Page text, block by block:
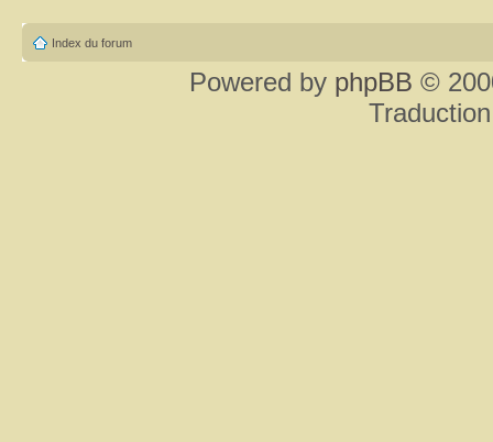
Index du forum
Powered by phpBB ©